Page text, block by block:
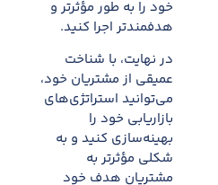
خود را به طور مؤثر‌تر و
هدفمندتر اجرا کنید.
در نهایت، با شناخت
عمیقی از مشتریان خود،
می‌توانید استراتژی‌های
بازاریابی خود را
بهینه‌سازی کنید و به
شکلی مؤثرتر به
مشتریان هدف خود